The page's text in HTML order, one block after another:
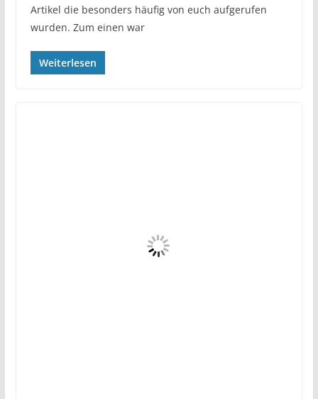
Artikel die besonders häufig von euch aufgerufen
wurden. Zum einen war
Weiterlesen